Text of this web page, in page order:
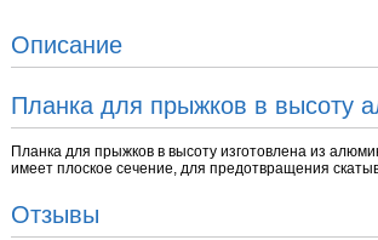
Описание
Планка для прыжков в высоту
Планка для прыжков в высоту изготовлена из
имеет плоское сечение, для предотвращения
Отзывы